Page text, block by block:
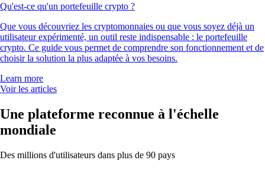
Qu'est-ce qu'un portefeuille crypto ?
Que vous découvriez les cryptomonnaies ou que vous soyez déjà un
utilisateur expérimenté, un outil reste indispensable : le portefeuille
crypto. Ce guide vous permet de comprendre son fonctionnement et de
choisir la solution la plus adaptée à vos besoins.
Learn more
Voir les articles
Une plateforme reconnue à l'échelle
mondiale
Des millions d'utilisateurs dans plus de 90 pays